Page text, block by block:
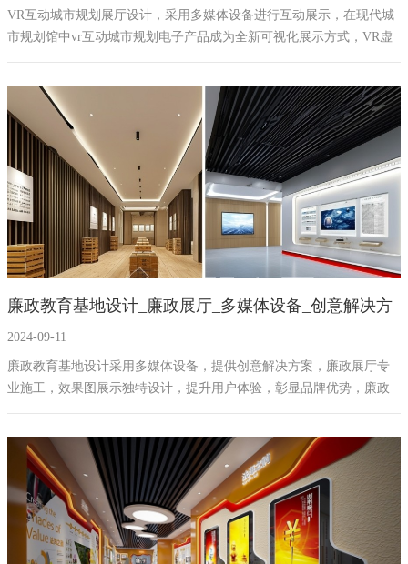
VR互动城市规划展厅设计，采用多媒体设备进行互动展示，在现代城
市规划馆中vr互动城市规划电子产品成为全新可视化展示方式，VR虚
拟现实可以广泛的应用在城市规划的各个方面，可以对城市某特定位
变化设计展示方式的诸多不足。Vr展现规划方案虚拟现实系统的沉浸
感和互动性可以给参观者带来沉浸式的逼真的感官体验，快速感受到
一座城市的发展变化和四季美景，能够达到快速认知城市，融入城市
中。
廉政教育基地设计_廉政展厅_多媒体设备_创意解决方
案_廉政教育基地设计
2024-09-11
廉政教育基地设计采用多媒体设备，提供创意解决方案，廉政展厅专
业施工，效果图展示独特设计，提升用户体验，彰显品牌优势，廉政
教育基地设计经验丰富。